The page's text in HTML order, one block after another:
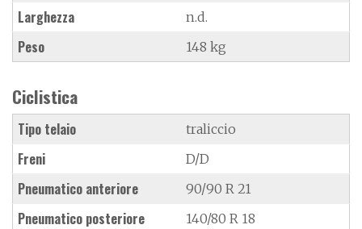
Larghezza n.d.
Peso 148 kg
Ciclistica
Tipo telaio traliccio
Freni D/D
Pneumatico anteriore 90/90 R 21
Pneumatico posteriore 140/80 R 18